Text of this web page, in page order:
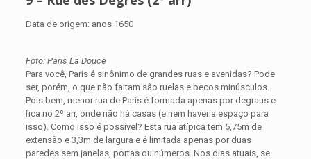
Data de origem: anos 1650
Foto: Paris La Douce
Para você, Paris é sinônimo de grandes ruas e avenidas? Pode
ser, porém, o que não faltam são ruelas e becos minúsculos.
Pois bem, menor rua de Paris é formada apenas por degraus e
fica no 2º arr, onde não há casas (e nem haveria espaço para
isso). Como isso é possível? Esta rua atípica tem 5,75m de
extensão e 3,3m de largura e é limitada apenas por duas
paredes sem janelas, portas ou números. Nos dias atuais, se